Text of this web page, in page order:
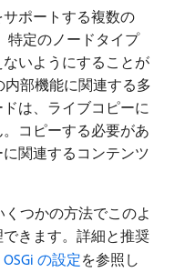
ポートする複数の
特定のノードタイプ
いようにすることが
内部機能に関連する多
は、ライブコピーに
コピーする必要があ
関連するコンテンツ
つかの方法でこのよ
きます。詳細と推奨
OSGi の設定を参照し